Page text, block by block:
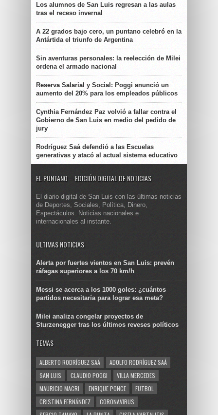
Los alumnos de San Luis regresan a las aulas
tras el receso invernal
A 22 grados bajo cero, un puntano celebró en la
Antártida el triunfo de Argentina
Sin aventuras personales: la reelección de Milei
ordena el armado nacional
Reserva Salarial y Social: Poggi anunció un
aumento del 20% para los empleados públicos
Cynthia Fernández Paz volvió a fallar contra el
Gobierno de San Luis en medio del pedido de
jury
Rodríguez Saá defendió a las Escuelas
generativas y atacó al actual sistema educativo
EL PUNTANO – EDICIÓN DIGITAL DE NOTICIAS
El diario digital de San Luis con las últimas noticias
de Deportes, Sociales, Política, Dinero,
Espectáculos. Noticias nacionales e
internacionales al instante.
ULTIMAS NOTICIAS
Alerta por fuertes vientos en San Luis: prevén
ráfagas superiores a los 70 km/h
Messi se acerca a los 1000 goles: ¿cuántos
partidos necesitaría para lograr esa meta?
Milei analiza congelar proyectos de
Sturzenegger tras los últimos reveses políticos
TEMAS
ALBERTO RODRÍGUEZ SAÁ
ADOLFO RODRÍGUEZ SAÁ
SAN LUIS
CLAUDIO POGGI
VILLA MERCEDES
MAURICIO MACRI
ENRIQUE PONCE
FUTBOL
CRISTINA FERNÁNDEZ
CORONAVIRUS